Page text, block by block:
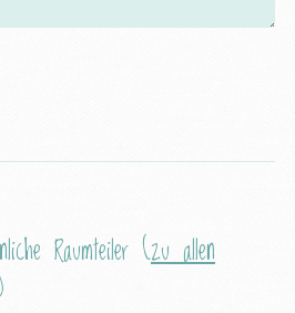
Raumteiler (zu allen